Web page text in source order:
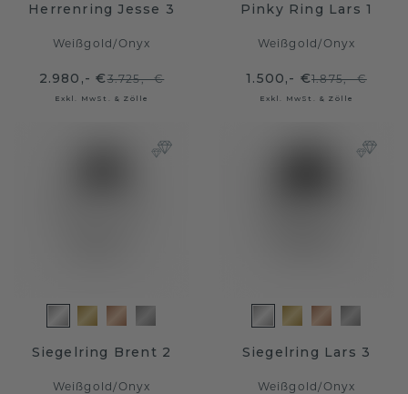
Herrenring Jesse 3
Weißgold/Onyx
2.980,- €3.725,- €
Exkl. MwSt. & Zölle
Pinky Ring Lars 1
Weißgold/Onyx
1.500,- €1.875,- €
Exkl. MwSt. & Zölle
Siegelring Brent 2
Weißgold/Onyx
Siegelring Lars 3
Weißgold/Onyx